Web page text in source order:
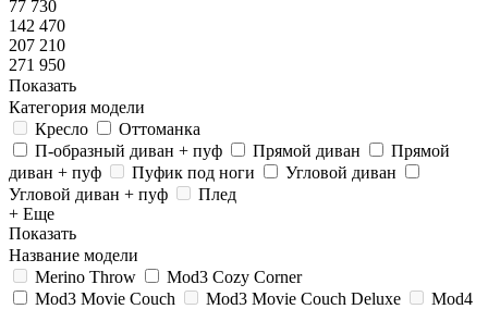
77 730
142 470
207 210
271 950
Показать
Категория модели
Кресло
Оттоманка
П-образный диван + пуф
Прямой диван
Прямой
диван + пуф
Пуфик под ноги
Угловой диван
Угловой диван + пуф
Плед
+ Еще
Показать
Название модели
Merino Throw
Mod3 Cozy Corner
Mod3 Movie Couch
Mod3 Movie Couch Deluxe
Mod4